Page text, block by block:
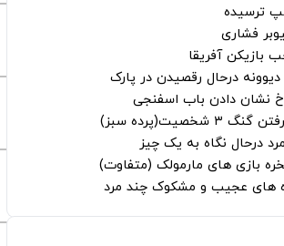
ترسیده
فشاری
بازیکن آفریقا
دیوونه درحال رقصیدن در پارک
نشان دادن باب اسفنجی
شخصیت(پرده سبز)
درحال نگاه به یک چیز
بازی های مارمولک (متفاوت)
های عجیب و مشکوک چند مرد